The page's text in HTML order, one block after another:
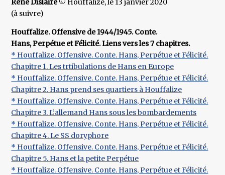
René Dislaire© Houffalize, le 13 janvier 2020
(à suivre)
Houffalize. Offensive de 1944/1945. Conte.
Hans, Perpétue et Félicité. Liens vers les 7 chapitres.
* Houffalize. Offensive. Conte. Hans, Perpétue et Félicité.
Chapitre 1. Les trtibulations de Hans en Europe
* Houffalize. Offensive. Conte. Hans, Perpétue et Félicité.
Chapitre 2. Hans prend ses quartiers à Houffalize
* Houffalize. Offensive. Conte. Hans, Perpétue et Félicité.
Chapitre 3. L’allemand Hans sous les bombardements
* Houffalize. Offensive. Conte. Hans, Perpétue et Félicité.
Chapitre 4. Le SS doryphore
* Houffalize. Offensive. Conte. Hans, Perpétue et Félicité.
Chapitre 5. Hans et la petite Perpétue
* Houffalize. Offensive. Conte. Hans, Perpétue et Félicité.